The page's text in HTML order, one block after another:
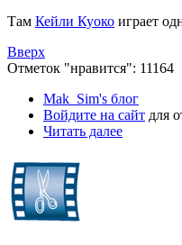
Там Кейли Куоко играет
Вверх
Отметок "нравится": 11164
Mak_Sim's блог
Войдите на сайт для
Читать далее